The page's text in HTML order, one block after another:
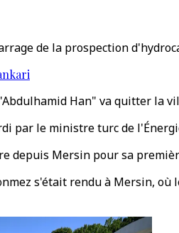
de la prospection
Han" va quitter la
par le ministre turc de
depuis Mersin pour sa
s'était rendu à Mersin,